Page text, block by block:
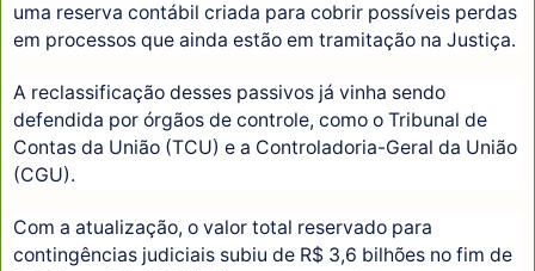
uma reserva contábil criada para cobrir possíveis perdas
em processos que ainda estão em tramitação na Justiça.
A reclassificação desses passivos já vinha sendo
defendida por órgãos de controle, como o Tribunal de
Contas da União (TCU) e a Controladoria-Geral da União
(CGU).
Com a atualização, o valor total reservado para
contingências judiciais subiu de R$ 3,6 bilhões no fim de